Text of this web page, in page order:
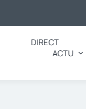
DIRECT
ACTU